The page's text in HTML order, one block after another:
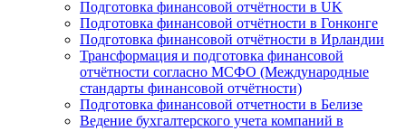
Подготовка финансовой отчётности в UK
Подготовка финансовой отчётности в Гонконге
Подготовка финансовой отчётности в Ирландии
Трансформация и подготовка финансовой
отчётности согласно МСФО (Международные
стандарты финансовой отчётности)
Подготовка финансовой отчетности в Белизе
Ведение бухгалтерского учета компаний в